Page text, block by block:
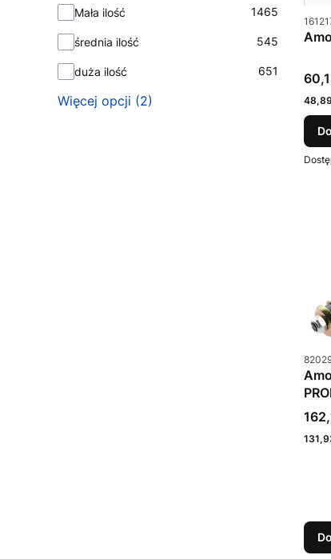
Mała ilość 1465
średnia ilość 545
duża ilość 651
Więcej opcji (2)
Kod
Cena
Kod
Cena